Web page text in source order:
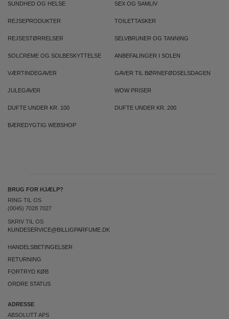
SUNDHED OG HELSE SEX OG SAMLIV
REJSEPRODUKTER TOILETTASKER
REJSESTØRRELSER SELVBRUNER OG TANNING
SOLCREME OG SOLBESKYTTELSE ANBEFALINGER I SOLEN
VÆRTINDEGAVER GAVER TIL BØRNEFØDSELSDAGEN
JULEGAVER WOW PRISER
DUFTE UNDER KR. 100 DUFTE UNDER KR. 200
BÆREDYGTIG WEBSHOP
BRUG FOR HJÆLP?
RING TIL OS
(0045) 7028 7027
SKRIV TIL OS
KUNDESERVICE@BILLIGPARFUME.DK
HANDELSBETINGELSER
RETURNING
FORTRYD KØB
ORDRE STATUS
ADRESSE
ABSOLUTT APS